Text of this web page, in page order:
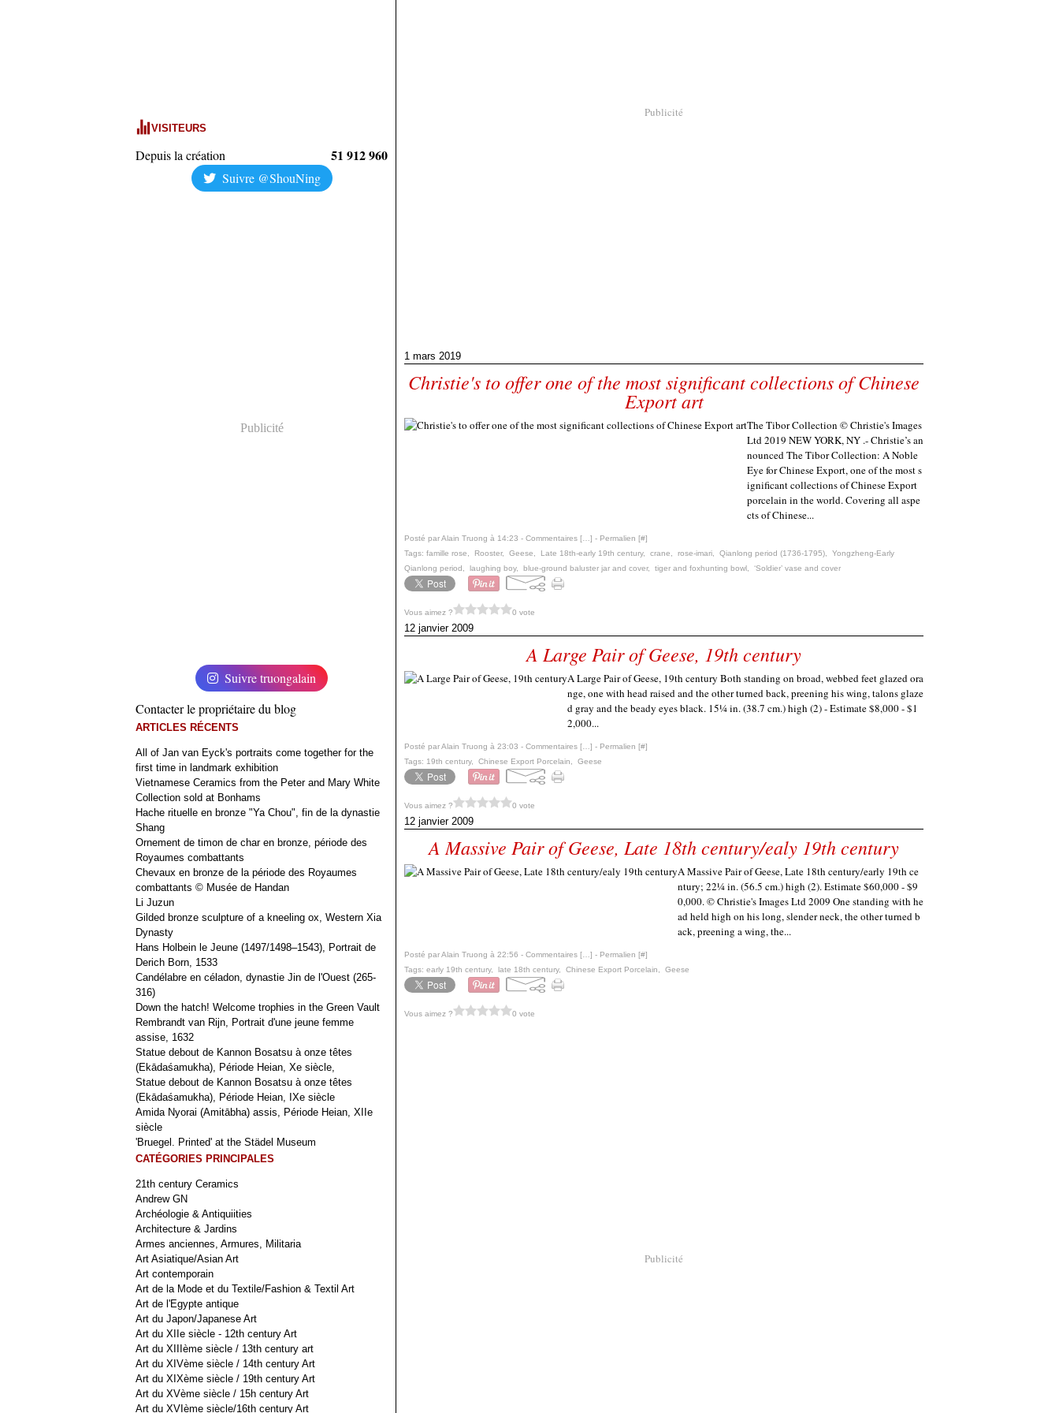
VISITEURS
Depuis la création 51 912 960
Suivre @ShouNing
Publicité
Suivre truongalain
Contacter le propriétaire du blog
ARTICLES RÉCENTS
All of Jan van Eyck's portraits come together for the
first time in landmark exhibition
Vietnamese Ceramics from the Peter and Mary White
Collection sold at Bonhams
Hache rituelle en bronze "Ya Chou", fin de la dynastie
Shang
Ornement de timon de char en bronze, période des
Royaumes combattants
Chevaux en bronze de la période des Royaumes
combattants © Musée de Handan
Li Juzun
Gilded bronze sculpture of a kneeling ox, Western Xia
Dynasty
Hans Holbein le Jeune (1497/1498–1543), Portrait de
Derich Born, 1533
Candélabre en céladon, dynastie Jin de l'Ouest (265-
316)
Down the hatch! Welcome trophies in the Green Vault
Rembrandt van Rijn, Portrait d'une jeune femme
assise, 1632
Statue debout de Kannon Bosatsu à onze têtes
(Ekādaśamukha), Période Heian, Xe siècle,
Statue debout de Kannon Bosatsu à onze têtes
(Ekādaśamukha), Période Heian, IXe siècle
Amida Nyorai (Amitābha) assis, Période Heian, XIIe
siècle
'Bruegel. Printed' at the Städel Museum
CATÉGORIES PRINCIPALES
21th century Ceramics
Andrew GN
Archéologie & Antiquiities
Architecture & Jardins
Armes anciennes, Armures, Militaria
Art Asiatique/Asian Art
Art contemporain
Art de la Mode et du Textile/Fashion & Textil Art
Art de l'Egypte antique
Art du Japon/Japanese Art
Art du XIIe siècle - 12th century Art
Art du XIIIème siècle / 13th century art
Art du XIVème siècle / 14th century Art
Art du XIXème siècle / 19th century Art
Art du XVème siècle / 15h century Art
Art du XVIème siècle/16th century Art
Publicité
1 mars 2019
Christie's to offer one of the most significant collections of Chinese
Export art
The Tibor Collection © Christie's Images
Ltd 2019 NEW YORK, NY .- Christie’s an
nounced The Tibor Collection: A Noble
Eye for Chinese Export, one of the most s
ignificant collections of Chinese Export
porcelain in the world. Covering all aspe
cts of Chinese...
Posté par Alain Truong à 14:23 - Commentaires [ ] - Permalien [#]
Tags: famille rose Rooster, Geese Late 18th-early 19th century, crane rose-imari Qianlong period (1736-1795)
Yongzheng-Early
Qianlong period
laughing boy, blue-ground baluster jar and cover, tiger and foxhunting bowl ‘Soldier’ vase and cover
Vous aimez ? 0 vote
12 janvier 2009
A Large Pair of Geese, 19th century
A Large Pair of Geese, 19th century Both standing on broad, webbed feet glazed ora
nge, one with head raised and the other turned back, preening his wing, talons glaze
d gray and the beady eyes black. 15¼ in. (38.7 cm.) high (2) - Estimate $8,000 - $1
2,000...
Posté par Alain Truong à 23:03 - Commentaires [ ] - Permalien [#]
Tags: 19th century, Chinese Export Porcelain Geese
Vous aimez ? 0 vote
12 janvier 2009
A Massive Pair of Geese, Late 18th century/ealy 19th century
A Massive Pair of Geese, Late 18th century/early 19th ce
ntury; 22¼ in. (56.5 cm.) high (2). Estimate $60,000 - $9
0,000. © Christie's Images Ltd 2009 One standing with he
ad held high on his long, slender neck, the other turned b
ack, preening a wing, the...
Posté par Alain Truong à 22:56 - Commentaires [ ] - Permalien [#]
Tags: early 19th century, late 18th century, Chinese Export Porcelain Geese
Vous aimez ? 0 vote
Publicité